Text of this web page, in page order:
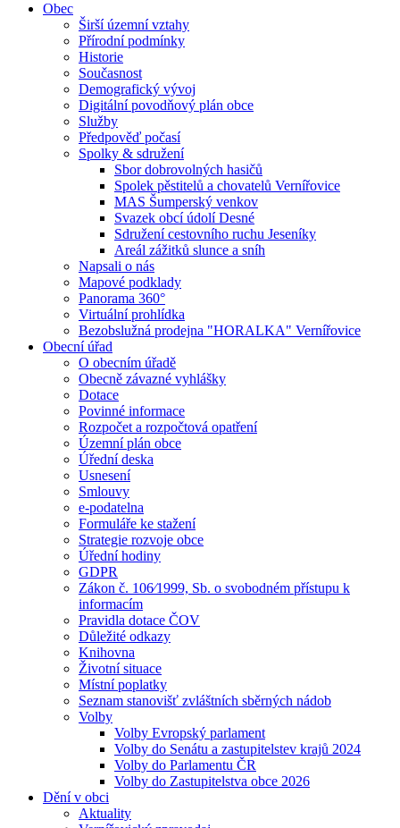
Obec
Širší územní vztahy
Přírodní podmínky
Historie
Současnost
Demografický vývoj
Digitální povodňový plán obce
Služby
Předpověď počasí
Spolky & sdružení
Sbor dobrovolných hasičů
Spolek pěstitelů a chovatelů Vernířovice
MAS Šumperský venkov
Svazek obcí údolí Desné
Sdružení cestovního ruchu Jeseníky
Areál zážitků slunce a sníh
Napsali o nás
Mapové podklady
Panorama 360°
Virtuální prohlídka
Bezobslužná prodejna "HORALKA" Vernířovice
Obecní úřad
O obecním úřadě
Obecně závazné vyhlášky
Dotace
Povinné informace
Rozpočet a rozpočtová opatření
Územní plán obce
Úřední deska
Usnesení
Smlouvy
e-podatelna
Formuláře ke stažení
Strategie rozvoje obce
Úřední hodiny
GDPR
Zákon č. 106⁄1999, Sb. o svobodném přístupu k
informacím
Pravidla dotace ČOV
Důležité odkazy
Knihovna
Životní situace
Místní poplatky
Seznam stanovišť zvláštních sběrných nádob
Volby
Volby Evropský parlament
Volby do Senátu a zastupitelstev krajů 2024
Volby do Parlamentu ČR
Volby do Zastupitelstva obce 2026
Dění v obci
Aktuality